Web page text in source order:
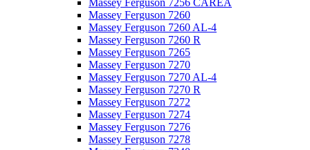
Massey Ferguson 7256 CAREA
Massey Ferguson 7260
Massey Ferguson 7260 AL-4
Massey Ferguson 7260 R
Massey Ferguson 7265
Massey Ferguson 7270
Massey Ferguson 7270 AL-4
Massey Ferguson 7270 R
Massey Ferguson 7272
Massey Ferguson 7274
Massey Ferguson 7276
Massey Ferguson 7278